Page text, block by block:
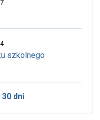
szkolnego
30 dni